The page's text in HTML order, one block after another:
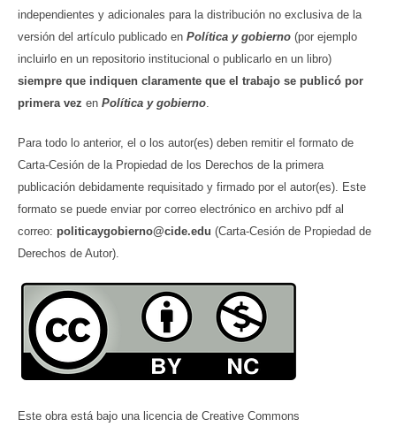
independientes y adicionales para la distribución no exclusiva de la
versión del artículo publicado en Política y gobierno (por ejemplo
incluirlo en un repositorio institucional o publicarlo en un libro)
siempre que indiquen claramente que el trabajo se publicó por
primera vez en Política y gobierno
Para todo lo anterior, el o los autor(es) deben remitir el formato de
Carta-Cesión de la Propiedad de los Derechos de la primera
publicación debidamente requisitado y firmado por el autor(es). Este
formato se puede enviar por correo electrónico en archivo pdf al
correo: politicaygobierno@cide.edu (Carta-Cesión de Propiedad de
Derechos de Autor).
Este obra está bajo una licencia de Creative Commons